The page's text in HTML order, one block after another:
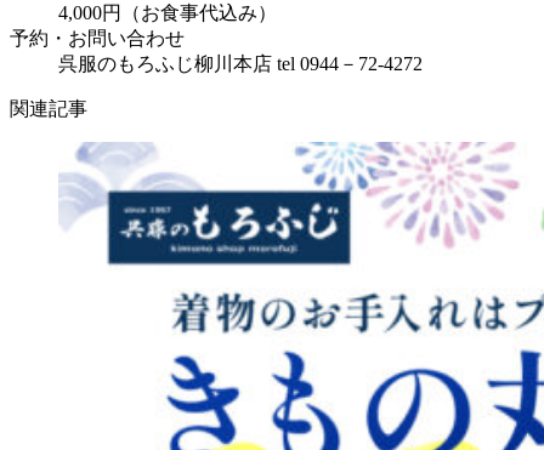
4,000円（お食事代込み）
予約・お問い合わせ
呉服のもろふじ柳川本店 tel 0944－72-4272
関連記事